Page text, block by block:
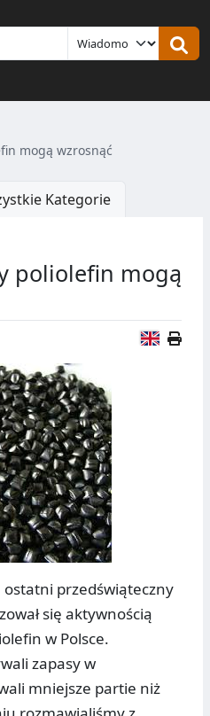
mogą wzrosnąć
Kategorie
poliolefin mogą
ostatni przedświąteczny
się aktywnością
w Polsce.
zapasy w
mniejsze partie niż